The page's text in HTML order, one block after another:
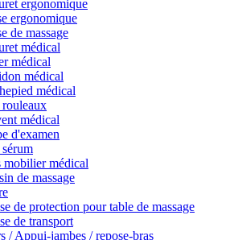
ergonomique
ergonomique
de massage
médical
médical
médical
médical
rouleaux
médical
d'examen
mobilier médical
de massage
de protection pour table de massage
de transport
/ Appui-jambes / repose-bras